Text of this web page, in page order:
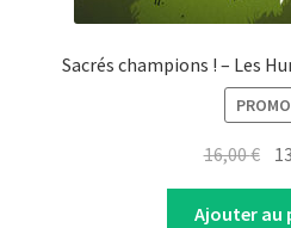
Sacrés champions ! – Les
16,00€
Ajouter au